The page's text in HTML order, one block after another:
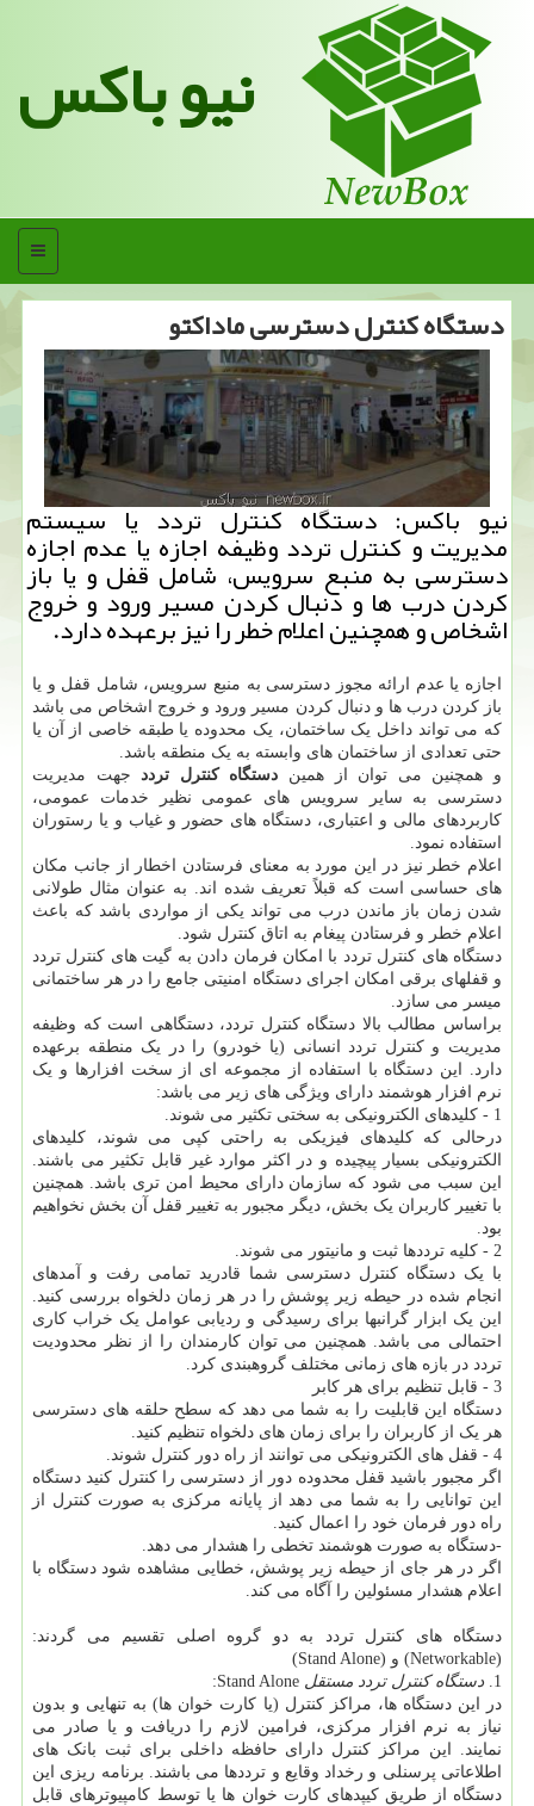
نیو باکس
منو
دستگاه كنترل دسترسی ماداكتو
نیو باكس: دستگاه كنترل تردد یا سیستم
مدیریت و كنترل تردد وظیفه اجازه یا عدم اجازه
دسترسی به منبع سرویس، شامل قفل و یا باز
كردن درب ها و دنبال كردن مسیر ورود و خروج
اشخاص و همچنین اعلام خطر را نیز برعهده دارد.
اجازه یا عدم ارائه مجوز دسترسی به منبع سرویس، شامل قفل و یا
باز کردن درب ها و دنبال کردن مسیر ورود و خروج اشخاص می باشد
که می تواند داخل یک ساختمان، یک محدوده یا طبقه خاصی از آن یا
حتی تعدادی از ساختمان های وابسته به یک منطقه باشد.
و همچنین می توان از همین دستگاه کنترل ترددجهت مدیریت
دسترسی به سایر سرویس های عمومی نظیر خدمات عمومی،
کاربردهای مالی و اعتباری، دستگاه های حضور و غیاب و یا رستوران
استفاده نمود.
اعلام خطر نیز در این مورد به معنای فرستادن اخطار از جانب مکان
های حساسی است که قبلاً تعریف شده اند. به عنوان مثال طولانی
شدن زمان باز ماندن درب می تواند یکی از مواردی باشد که باعث
اعلام خطر و فرستادن پیغام به اتاق کنترل شود.
دستگاه های کنترل تردد با امکان فرمان دادن به گیت های کنترل تردد
و قفلهای برقی امکان اجرای دستگاه امنیتی جامع را در هر ساختمانی
میسر می سازد.
براساس مطالب بالا دستگاه کنترل تردد، دستگاهی است که وظیفه
مدیریت و کنترل تردد انسانی (یا خودرو) را در یک منطقه برعهده
دارد. این دستگاه با استفاده از مجموعه ای از سخت افزارها و یک
نرم افزار هوشمند دارای ویژگی های زیر می باشد:
1 - کلیدهای الکترونیکی به سختی تکثیر می شوند.
درحالی که کلیدهای فیزیکی به راحتی کپی می شوند، کلیدهای
الکترونیکی بسیار پیچیده و در اکثر موارد غیر قابل تکثیر می باشند.
این سبب می شود که سازمان دارای محیط امن تری باشد. همچنین
با تغییر کاربران یک بخش، دیگر مجبور به تغییر قفل آن بخش نخواهیم
بود.
2 - کلیه ترددها ثبت و مانیتور می شوند.
با یک دستگاه کنترل دسترسی شما قادرید تمامی رفت و آمدهای
انجام شده در حیطه زیر پوشش را در هر زمان دلخواه بررسی کنید.
این یک ابزار گرانبها برای رسیدگی و ردیابی عوامل یک خراب کاری
احتمالی می باشد. همچنین می توان کارمندان را از نظر محدودیت
تردد در بازه های زمانی مختلف گروهبندی کرد.
3 - قابل تنظیم برای هر کابر
دستگاه این قابلیت را به شما می دهد که سطح حلقه های دسترسی
هر یک از کاربران را برای زمان های دلخواه تنظیم کنید.
4 - قفل های الکترونیکی می توانند از راه دور کنترل شوند.
اگر مجبور باشید قفل محدوده دور از دسترسی را کنترل کنید دستگاه
این توانایی را به شما می دهد از پایانه مرکزی به صورت کنترل از
راه دور فرمان خود را اعمال کنید.
-دستگاه به صورت هوشمند تخطی را هشدار می دهد.
اگر در هر جای از حیطه زیر پوشش، خطایی مشاهده شود دستگاه با
اعلام هشدار مسئولین را آگاه می کند.
دستگاه های کنترل تردد به دو گروه اصلی تقسیم می گردند:
(Networkable) و (Stand Alone)
1. دستگاه کنترل تردد مستقل
در این دستگاه ها، مراکز کنترل (یا کارت خوان ها) به تنهایی و بدون
نیاز به نرم افزار مرکزی، فرامین لازم را دریافت و یا صادر می
نمایند. این مراکز کنترل دارای حافظه داخلی برای ثبت بانک های
اطلاعاتی پرسنلی و رخداد وقایع و ترددها می باشند. برنامه ریزی این
دستگاه از طریق کیپدهای کارت خوان ها یا توسط کامپیوترهای قابل